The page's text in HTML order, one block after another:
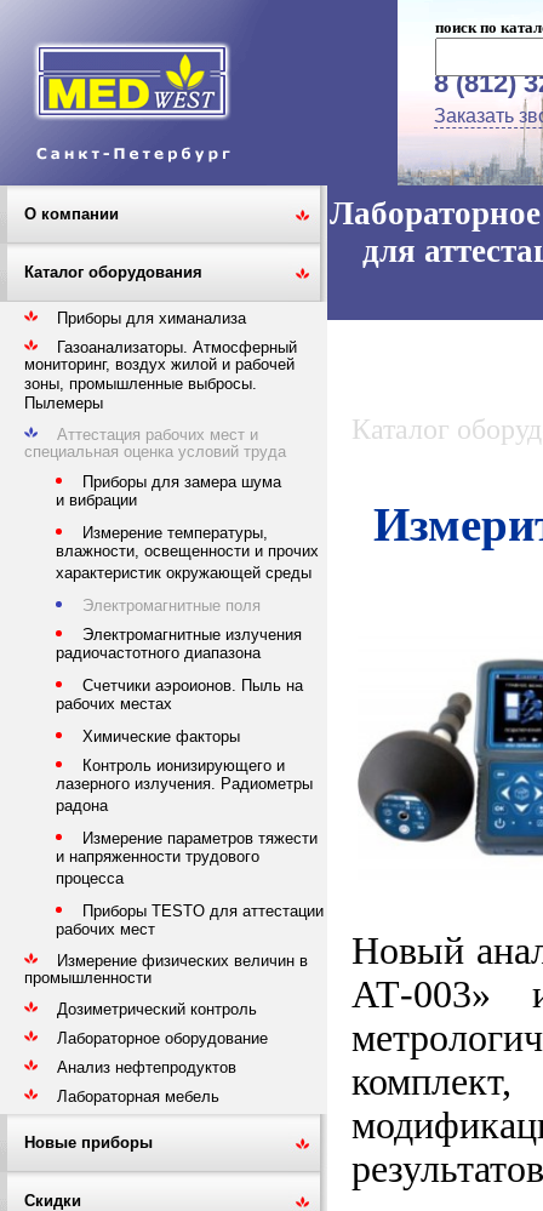
поиск по
8 (812)
Заказать
О компании
Каталог оборудования
Приборы для химанализа
Газоанализаторы. Атмосферный
мониторинг, воздух жилой и рабочей
зоны, промышленные выбросы.
Пылемеры
Аттестация рабочих мест и
специальная оценка условий труда
Приборы для замера шума
и вибрации
Измерение температуры,
влажности, освещенности и прочих
характеристик окружающей среды
Электромагнитные поля
Электромагнитные излучения
радиочастотного диапазона
Счетчики аэроионов. Пыль на
рабочих местах
Химические факторы
Контроль ионизирующего и
лазерного излучения. Радиометры
радона
Измерение параметров тяжести
и напряженности трудового
процесса
Приборы TESTO для аттестации
рабочих мест
Измерение физических величин в
промышленности
Дозиметрический контроль
Лабораторное оборудование
Анализ нефтепродуктов
Лабораторная мебель
Новые приборы
Скидки
для
Каталог
Новый
АТ-003»